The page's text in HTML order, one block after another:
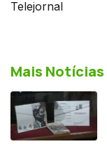
Telejornal
Mais Notícias